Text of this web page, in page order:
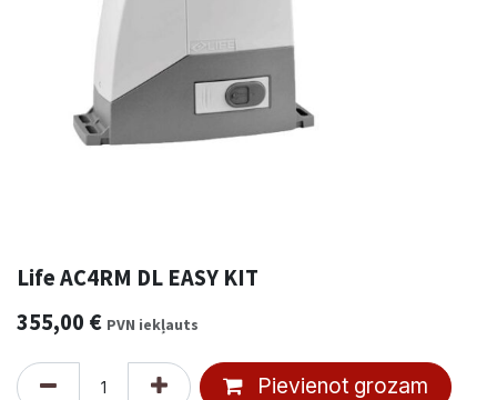
Life AC4RM DL EASY KIT
355,00 € PVN iekļauts
Pievienot grozam